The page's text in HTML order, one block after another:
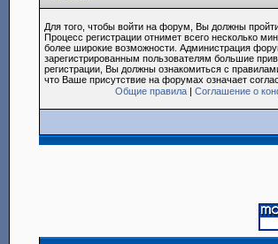
Для того, чтобы войти на форум, Вы должны
Процесс регистрации отнимет всего несколько
более широкие возможности. Администрация
зарегистрированным пользователям большие
регистрации, Вы должны ознакомиться с
что Ваше присутствие на форумах означает
Общие правила |Соглашение о